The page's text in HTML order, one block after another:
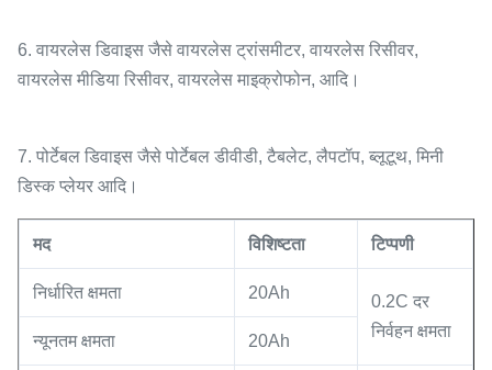
6. वायरलेस डिवाइस जैसे वायरलेस ट्रांसमीटर, वायरलेस रिसीवर,
वायरलेस मीडिया रिसीवर, वायरलेस माइक्रोफोन, आदि।
7. पोर्टेबल डिवाइस जैसे पोर्टेबल डीवीडी, टैबलेट, लैपटॉप, ब्लूटूथ, मिनी
डिस्क प्लेयर आदि।
मद विशिष्टता टिप्पणी
निर्धारित क्षमता 20Ah
0.2C दर
निर्वहन क्षमता
न्यूनतम क्षमता 20Ah